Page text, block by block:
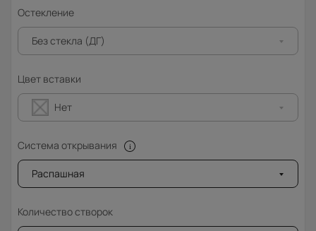
Остекление
Без стекла (ДГ)
Цвет вставки
Нет
Система открывания
Распашная
Количество створок